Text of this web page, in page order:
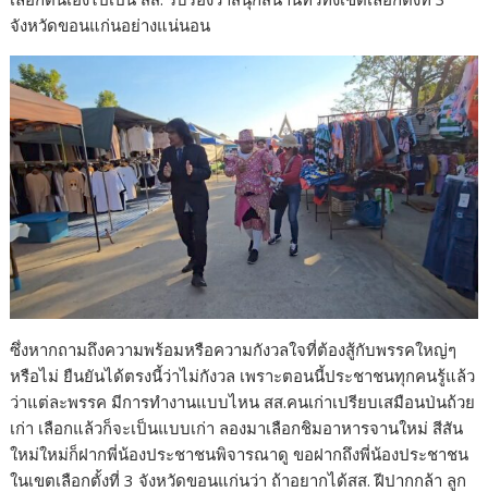
จังหวัดขอนแก่นอย่างแน่นอน
ซึ่งหากถามถึงความพร้อมหรือความกังวลใจที่ต้องสู้กับพรรคใหญ่ๆ
หรือไม่ ยืนยันได้ตรงนี้ว่าไม่กังวล เพราะตอนนี้ประชาชนทุกคนรู้แล้ว
ว่าแต่ละพรรค มีการทำงานแบบไหน สส.คนเก่าเปรียบเสมือนป่นถ้วย
เก่า เลือกแล้วก็จะเป็นแบบเก่า ลองมาเลือกชิมอาหารจานใหม่ สีสัน
ใหม่ใหม่ก็ฝากพี่น้องประชาชนพิจารณาดู ขอฝากถึงพี่น้องประชาชน
ในเขตเลือกตั้งที่ 3 จังหวัดขอนแก่นว่า ถ้าอยากได้สส. ฝีปากกล้า ลูก